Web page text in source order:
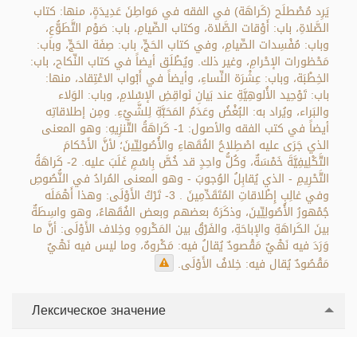
يَرِد مُصْطلَح (كَراهَة) في الفقه في مَواطِنَ عَدِيدَةٍ، منها: كتاب
الصَّلاةِ، باب: أَوْقات الصَّلاة، وكتاب الصِّيامِ، باب: صَوْم التَّطَوُّعِ،
وباب: مُفْسِدات الصِّيامِ، وفي كتاب الحَجِّ، باب: صِفَة الحَجِّ، وباب:
مَحْظورات الإحْرامِ، وغير ذلك. ويُطْلَق أيضاً في كتاب النِّكاح، باب:
الخِطْبَة، وباب: عِشْرَة النِّساءِ، وأيضاً في أَبْواب الاعْتِقاد، منها:
باب: تَوْحِيد الأُلوهِيَّةِ عند بَيانِ نَواقِضِ الإسْلامِ، وباب: الوَلاء
والبَراء، ويُراد به: البُغْضُ وعَدَمُ المَحَبَّةِ لِلشَّيْءِ. ومِن إطلاقاتِه
أيضاً في كتب الفقه والأصول: 1- كَراهَةُ التَّنزِيهِ: وهو المعنى
الذي جَرَى عليه اصْطِلاحُ الفُقَهاءِ والأُصُولِيِّينَ؛ لأنَّ الأَحْكامَ
التَّكْلِيفِيَّةَ خَمْسَةٌ، وكُلُّ واحِدٍ قد خُصَّ بِاسْمٍ غَلَبَ عليه. 2- كَراهَةُ
التَّحْرِيمِ - الذي يُقابِلُ الوُجوبَ - وهو المعنى المُرادُ في النُّصُوصِ
وفي غالِبِ إِطْلاقاتِ المُتَقَدِّمِينَ . 3- تَرْكُ الأَوْلَى: وهذا أَهْمَلَه
جُمْهورُ الأُصُولِيِّينَ، وذكَرَهُ بعضهم وبعض الفُقَهاءُ، وهو واسِطَةٌ
بينَ الكَراهَةِ والإباحَةِ، والفَرْقُ بين المَكْروهِ وخِلاف الأَوْلَى: أنَّ ما
وَرَدَ فيه نَهْيٌ مَقْصودٌ يُقالُ فيه: مَكْروهٌ، وما ليس فيه نَهْيٌ
مَقْصُودٌ يُقال فيه: خِلافُ الأَوْلَى.
Лексическое значение